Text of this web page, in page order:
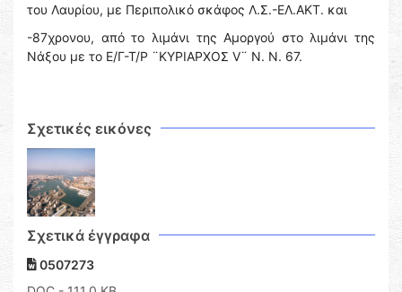
του Λαυρίου, με Περιπολικό σκάφος Λ.Σ.-ΕΛ.ΑΚΤ. και
-87χρονου, από το λιμάνι της Αμοργού στο λιμάνι της
Νάξου με το Ε/Γ-Τ/Ρ ¨ΚΥΡΙΑΡΧΟΣ V¨ Ν. Ν. 67.
Σχετικές εικόνες
Σχετικά έγγραφα
0507273